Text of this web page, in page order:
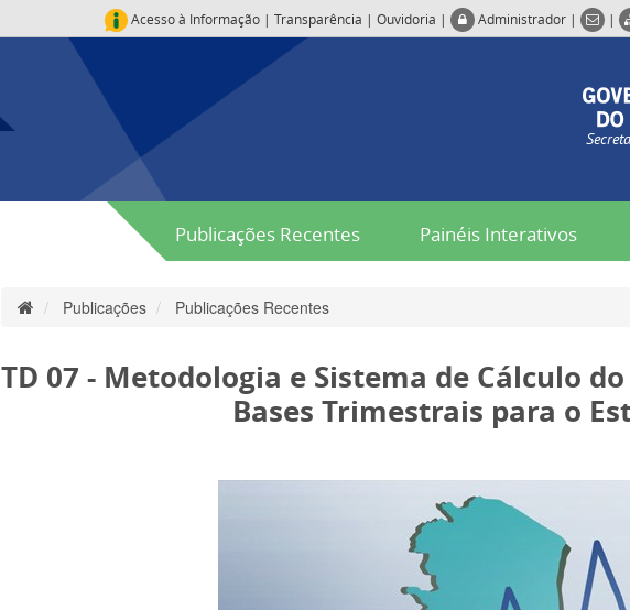
Acesso à Informação | Transparência | Ouvidoria | Administrador | |
Publicações Recentes Painéis Interativos
Publicações Publicações Recentes
TD 07 - Metodologia e Sistema de Cálculo
Bases Trimestrais para o